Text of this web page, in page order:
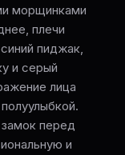
морщинками
плечи
пиджак,
и серый
лица
перед
и